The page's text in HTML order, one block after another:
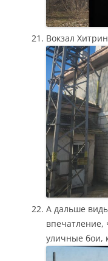
Вокзал
А дальше
впечатление,
уличные бои,